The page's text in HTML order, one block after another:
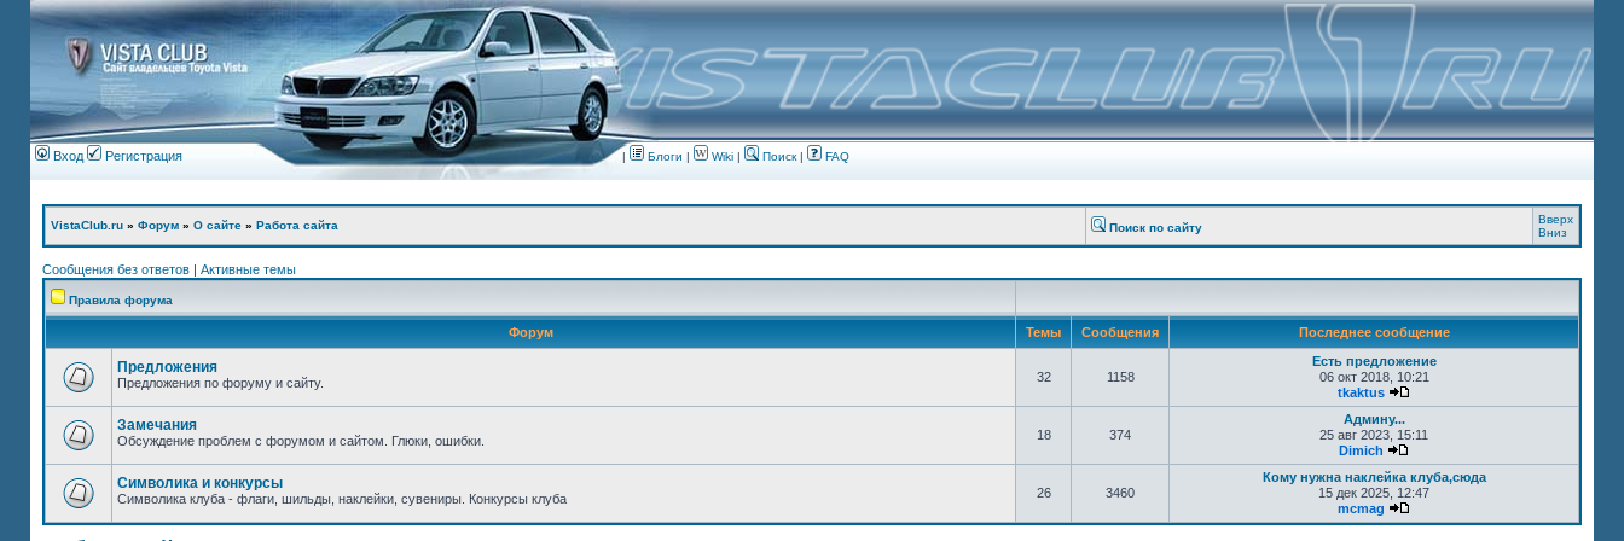
Вход Регистрация | Блоги | Wiki | Поиск| FAQ
VistaClub.ru » Форум » О сайте » Работа сайта Поиск по сайту
Вверх
Вниз
Сообщения без ответов | Активные темы
Правила форума
Форум Темы Сообщения Последнее сообщение
Предложения
Предложения по форуму и сайту. 32 1158
Есть предложение
06 окт 2018, 10:21
tkaktus
Замечания
Обсуждение проблем с форумом и сайтом. Глюки, ошибки. 18 374
Админу...
25 авг 2023, 15:11
Dimich
Символика и конкурсы
Символика клуба - флаги, шильды, наклейки, сувениры. Конкурсы клуба 26 3460
Кому нужна наклейка клуба,сюда
15 дек 2025, 12:47
mcmag